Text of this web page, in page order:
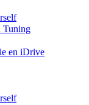
Tuning
en iDrive